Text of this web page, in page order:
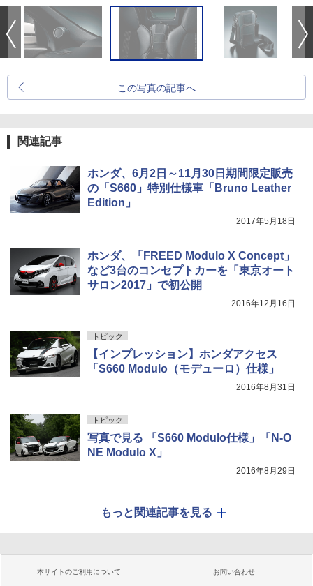
この写真の記事へ
関連記事
ホンダ、6月2日～11月30日期間限定販売
の「S660」特別仕様車「Bruno Leather
Edition」
2017年5月18日
ホンダ、「FREED Modulo X Concept」
など3台のコンセプトカーを「東京オート
サロン2017」で初公開
2016年12月16日
トピック
【インプレッション】ホンダアクセス
「S660 Modulo（モデューロ）仕様」
2016年8月31日
トピック
写真で見る 「S660 Modulo仕様」「N-O
NE Modulo X」
2016年8月29日
もっと関連記事を見る
本サイトのご利用について お問い合わせ